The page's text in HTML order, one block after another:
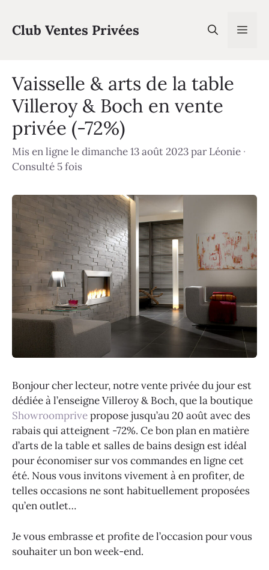
contenu
Club Ventes Privées
Vaisselle & arts de la table
Villeroy & Boch en vente
privée (-72%)
Mis en ligne le dimanche 13 août 2023parLéonie ·
Consulté 5 fois
Bonjour cher lecteur, notre vente privée du jour est
dédiée à l’enseigne Villeroy & Boch, que la boutique
Showroomprivepropose jusqu’au 20 août avec des
rabais qui atteignent -72%. Ce bon plan en matière
d’arts de la table et salles de bains design est idéal
pour économiser sur vos commandes en ligne cet
été. Nous vous invitons vivement à en profiter, de
telles occasions ne sont habituellement proposées
qu’en outlet…
Je vous embrasse et profite de l’occasion pour vous
souhaiter un bon week-end.